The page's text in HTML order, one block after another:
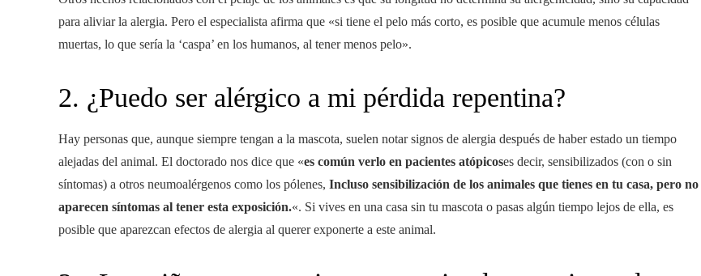
para aliviar la alergia. Pero el especialista afirma que «si tiene el pelo más corto, es posible que acumule menos células
muertas, lo que sería la ‘caspa’ en los humanos, al tener menos pelo».
2. ¿Puedo ser alérgico a mi pérdida repentina?
Hay personas que, aunque siempre tengan a la mascota, suelen notar signos de alergia después de haber estado un tiempo
alejadas del animal. El doctorado nos dice que «es común verlo en pacientes atópicoses decir, sensibilizados (con o sin
síntomas) a otros neumoalérgenos como los pólenes, Incluso sensibilización de los animales que tienes en tu casa, pero no
aparecen síntomas al tener esta exposición.«. Si vives en una casa sin tu mascota o pasas algún tiempo lejos de ella, es
posible que aparezcan efectos de alergia al querer exponerte a este animal.